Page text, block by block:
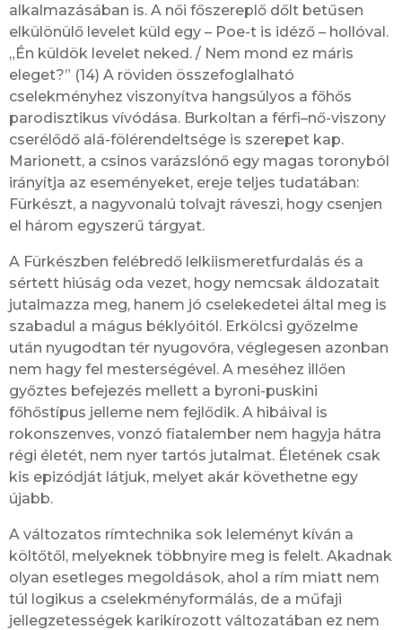
alkalmazásában is. A női főszereplő dőlt betűsen
elkülönülő levelet küld egy – Poe-t is idéző – hollóval.
„Én küldök levelet neked. / Nem mond ez máris
eleget?” (14) A röviden összefoglalható
cselekményhez viszonyítva hangsúlyos a főhős
parodisztikus vívódása. Burkoltan a férfi–nő-viszony
cserélődő alá-fölérendeltsége is szerepet kap.
Marionett, a csinos varázslónő egy magas toronyból
irányítja az eseményeket, ereje teljes tudatában:
Fürkészt, a nagyvonalú tolvajt ráveszi, hogy csenjen
el három egyszerű tárgyat.
A Fürkészben felébredő lelkiismeretfurdalás és a
sértett hiúság oda vezet, hogy nemcsak áldozatait
jutalmazza meg, hanem jó cselekedetei által meg is
szabadul a mágus béklyóitól. Erkölcsi győzelme
után nyugodtan tér nyugovóra, véglegesen azonban
nem hagy fel mesterségével. A meséhez illően
győztes befejezés mellett a byroni-puskini
főhőstípus jelleme nem fejlődik. A hibáival is
rokonszenves, vonzó fiatalember nem hagyja hátra
régi életét, nem nyer tartós jutalmat. Életének csak
kis epizódját látjuk, melyet akár követhetne egy
újabb.
A változatos rímtechnika sok leleményt kíván a
költőtől, melyeknek többnyire meg is felelt. Akadnak
olyan esetleges megoldások, ahol a rím miatt nem
túl logikus a cselekményformálás, de a műfaji
jellegzetességek karikírozott változatában ez nem